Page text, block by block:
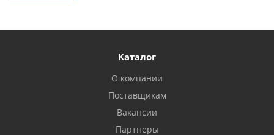
Каталог
О компании
Поставщикам
Вакансии
Партнеры